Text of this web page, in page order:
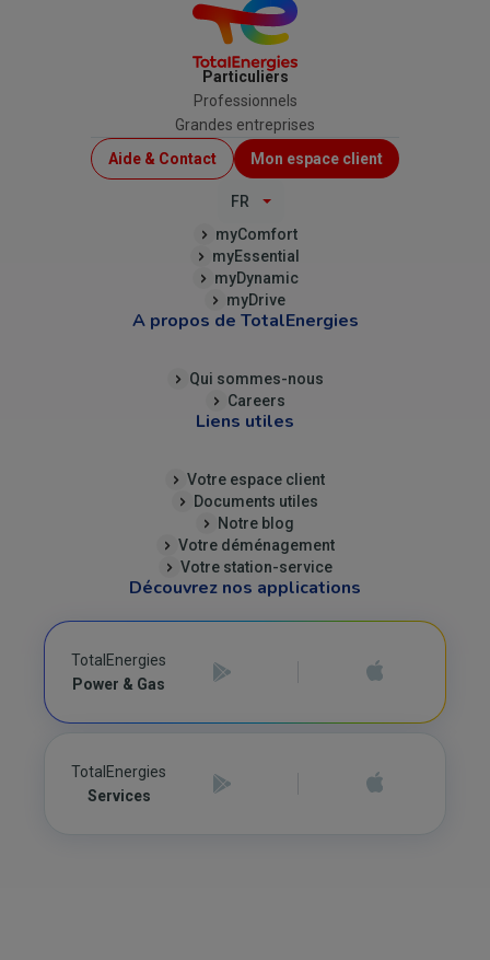
Particuliers
Professionnels
Grandes entreprises
Menu
Top
Aide & Contact Mon espace client
FR
myComfort
myEssential
myDynamic
myDrive
A propos de TotalEnergies
Qui sommes-nous
Careers
Liens utiles
Votre espace client
Documents utiles
Notre blog
Votre déménagement
Votre station-service
Découvrez nos applications
TotalEnergies
Power & Gas
TotalEnergies
Services